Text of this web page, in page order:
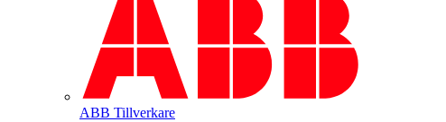
ABB Tillverkare